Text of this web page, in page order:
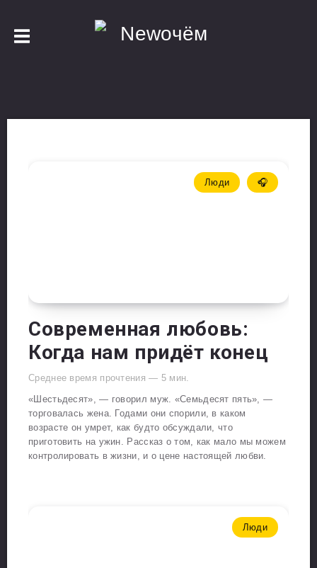
Люди 🎧
Современная любовь:
Когда нам придёт конец
Среднее время прочтения — 5 мин.
«Шестьдесят», — говорил муж. «Семьдесят пять», —
торговалась жена. Годами они спорили, в каком
возрасте он умрет, как будто обсуждали, что
приготовить на ужин. Рассказ о том, как мало мы можем
контролировать в жизни, и о цене настоящей любви.
Люди